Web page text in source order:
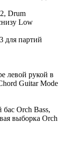
Drum
Low
для партий
левой рукой в
Guitar Mode
Orch Bass,
выборка Orch